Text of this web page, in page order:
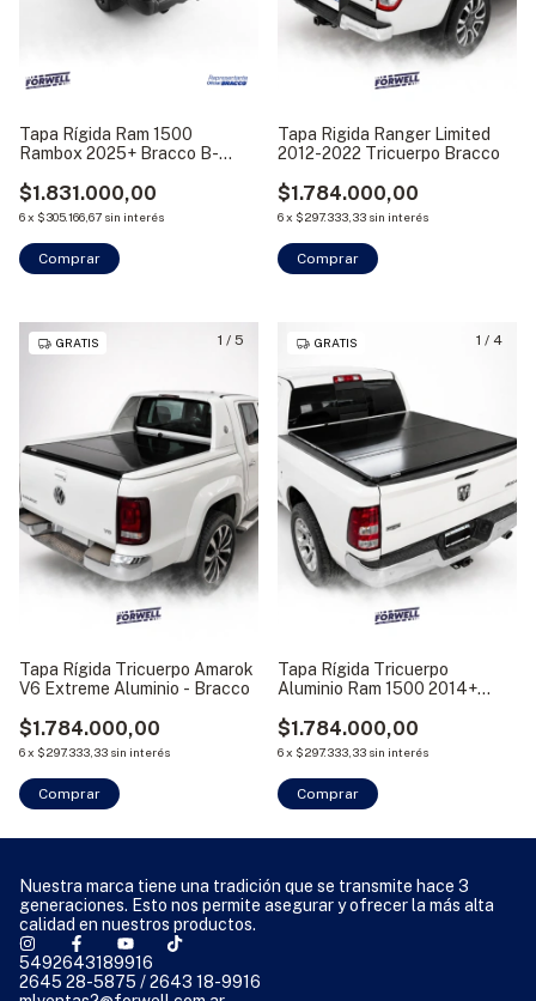
Tapa Rígida Ram 1500
Rambox 2025+ Bracco B-
$1.831.000,00
6x $305.166,67 sin interés
Comprar
Tapa Rigida Ranger Limited
2012-2022 Tricuerpo Bracco
$1.784.000,00
6x $297.333,33 sin interés
Comprar
1 / 5
GRATIS
Tapa Rígida Tricuerpo Amarok
V6 Extreme Aluminio - Bracco
$1.784.000,00
6x $297.333,33 sin interés
Comprar
1 / 4
GRATIS
Tapa Rígida Tricuerpo
Aluminio Ram 1500 2014+
$1.784.000,00
6x $297.333,33 sin interés
Comprar
Nuestra marca tiene una tradición que se transmite hace 3
generaciones. Esto nos permite asegurar y ofrecer la más alta
calidad en nuestros productos.
5492643189916
2645 28-5875 / 2643 18-9916